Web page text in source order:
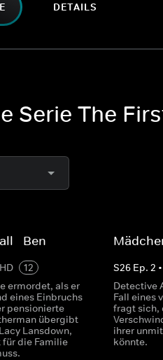
DETAILS
Serie The
- Ben
HD
12
ermordet, als er
eines Einbruchs
pensionierte
übergibt
Lansdown,
die Familie
S26 Ep.2
Detective
Fall eines
fragt sich,
ihrer
könnte.